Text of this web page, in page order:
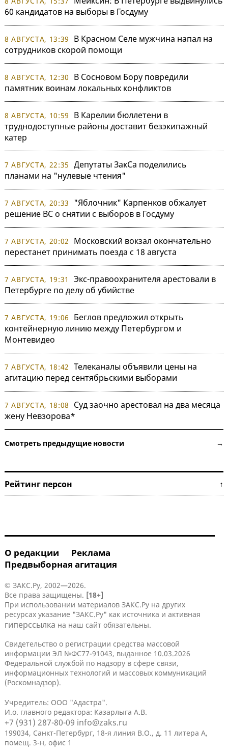
60 кандидатов на выборы в Госдуму
8 АВГУСТА, 13:39
В Красном Селе мужчина напал на
сотрудников скорой помощи
8 АВГУСТА, 12:30
В Сосновом Бору повредили
памятник воинам локальных конфликтов
8 АВГУСТА, 10:59
В Карелии бюллетени в
труднодоступные районы доставит безэкипажный
катер
7 АВГУСТА, 22:35 Депутаты ЗакСа поделились
планами на "нулевые чтения"
7 АВГУСТА, 20:33
"Яблочник" Карпенков обжалует
решение ВС о снятии с выборов в Госдуму
7 АВГУСТА, 20:02
Московский вокзал окончательно
перестанет принимать поезда с 18 августа
7 АВГУСТА, 19:31
Экс-правоохранителя арестовали в
Петербурге по делу об убийстве
7 АВГУСТА, 19:06
Беглов предложил открыть
контейнерную линию между Петербургом и
Монтевидео
7 АВГУСТА, 18:42 Телеканалы объявили цены на
агитацию перед сентябрьскими выборами
7 АВГУСТА, 18:08
Суд заочно арестовал на два месяца
жену Невзорова*
Смотреть предыдущие новости →
Рейтинг персон ↑
О редакции
Реклама
Предвыборная агитация
© ЗАКС.Ру, 2002—2026.
Все права защищены. [18+]
При использовании материалов ЗАКС.Ру на других
ресурсах указание "ЗАКС.Ру" как источника и активная
гиперссылка на наш сайт обязательны.
Свидетельство о регистрации средства массовой
информации ЭЛ №ФС77-91043, выданное 10.03.2026
Федеральной службой по надзору в сфере связи,
информационных технологий и массовых коммуникаций
(Роскомнадзор).
Учредитель: ООО "Адастра".
И.о. главного редактора: Казарлыга А.В.
+7 (931) 287-80-09 info@zaks.ru
199034, Санкт-Петербург, 18-я линия В.О., д. 11 литера А,
помещ. 3-н, офис 1